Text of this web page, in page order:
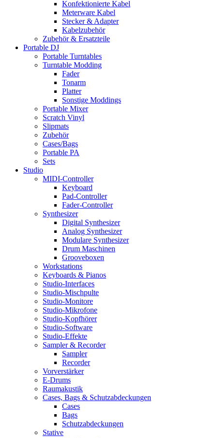
Konfektionierte Kabel
Meterware Kabel
Stecker & Adapter
Kabelzubehör
Zubehör & Ersatzteile
Portable DJ
Portable Turntables
Turntable Modding
Fader
Tonarm
Platter
Sonstige Moddings
Portable Mixer
Scratch Vinyl
Slipmats
Zubehör
Cases/Bags
Portable PA
Sets
Studio
MIDI-Controller
Keyboard
Pad-Controller
Fader-Controller
Synthesizer
Digital Synthesizer
Analog Synthesizer
Modulare Synthesizer
Drum Maschinen
Grooveboxen
Workstations
Keyboards & Pianos
Studio-Interfaces
Studio-Mischpulte
Studio-Monitore
Studio-Mikrofone
Studio-Kopfhörer
Studio-Software
Studio-Effekte
Sampler & Recorder
Sampler
Recorder
Vorverstärker
E-Drums
Raumakustik
Cases, Bags & Schutzabdeckungen
Cases
Bags
Schutzabdeckungen
Stative